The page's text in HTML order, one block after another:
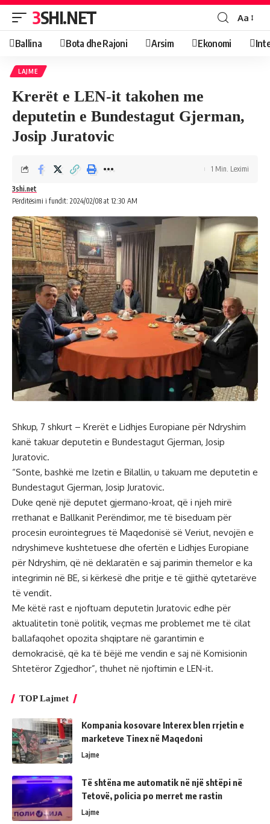
3SHI.NET Aa
Ballina Bota dhe Rajoni Arsim Ekonomi
LAJME
Krerët e LEN-it takohen me
deputetin e Bundestagut Gjerman,
Josip Juratovic
Përditësimi i fundit: 2024/02/08 at 12:30 AM
3shi.net
1 Min. Leximi
Shkup, 7 shkurt – Krerët e Lidhjes Europiane për Ndryshim
kanë takuar deputetin e Bundestagut Gjerman, Josip
Juratovic.
“Sonte, bashkë me Izetin e Bilallin, u takuam me deputetin e
Bundestagut Gjerman, Josip Juratovic.
Duke qenë një deputet gjermano-kroat, që i njeh mirë
rrethanat e Ballkanit Perëndimor, me të biseduam për
procesin eurointegrues të Maqedonisë së Veriut, nevojën e
ndryshimeve kushtetuese dhe ofertën e Lidhjes Europiane
për Ndryshim, që në deklaratën e saj parimin themelor e ka
integrimin në BE, si kërkesë dhe pritje e të gjithë qytetarëve
të vendit.
Me këtë rast e njoftuam deputetin Juratovic edhe për
aktualitetin tonë politik, veçmas me problemet me të cilat
ballafaqohet opozita shqiptare në garantimin e
demokracisë, që ka të bëjë me vendin e saj në Komisionin
Shtetëror Zgjedhor”, thuhet në njoftimin e LEN-it.
TOP Lajmet
Kompania kosovare Interex blen rrjetin e
marketeve Tinex në Maqedoni
Lajme
Të shtëna me automatik në një shtëpi në
Tetovë, policia po merret me rastin
Lajme